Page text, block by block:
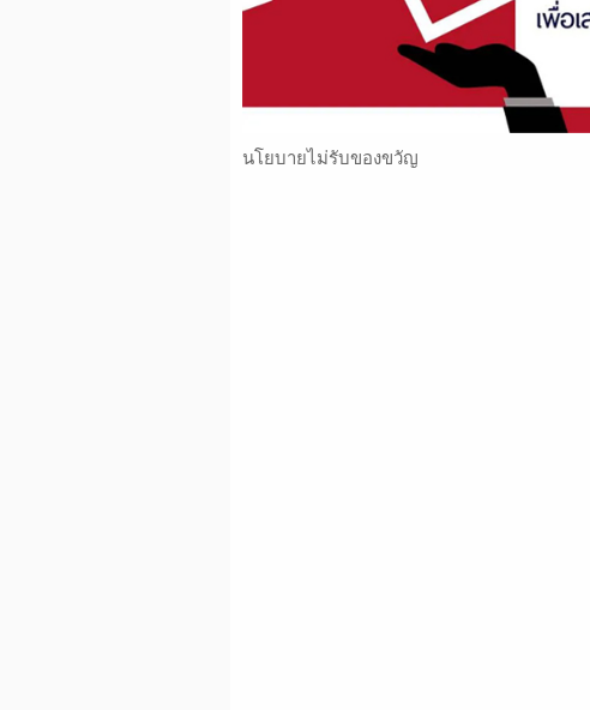
นโยบายไม่รับของขวัญ